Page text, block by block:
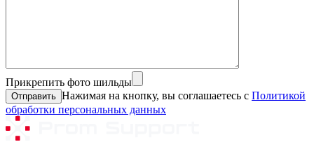
Прикрепить фото шильды
Нажимая на кнопку, вы соглашаетесь с Политикой
обработки персональных данных